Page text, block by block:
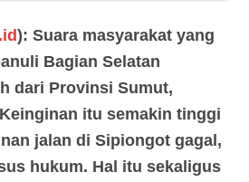
): Suara masyarakat yang
Bagian Selatan
dari Provinsi Sumut,
itu semakin tinggi
jalan di Sipiongot gagal,
hukum. Hal itu sekaligus